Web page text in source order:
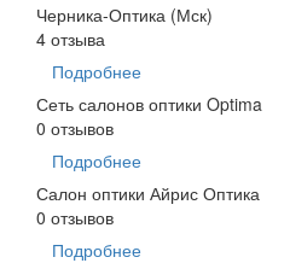
Черника-Оптика (Мск)
4 отзыва
Подробнее
Сеть салонов оптики Optima
0 отзывов
Подробнее
Салон оптики Айрис Оптика
0 отзывов
Подробнее